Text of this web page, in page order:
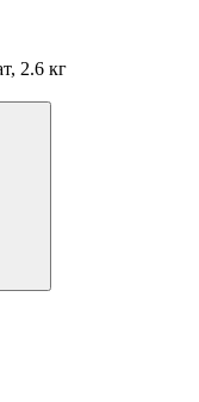
2.6 кг